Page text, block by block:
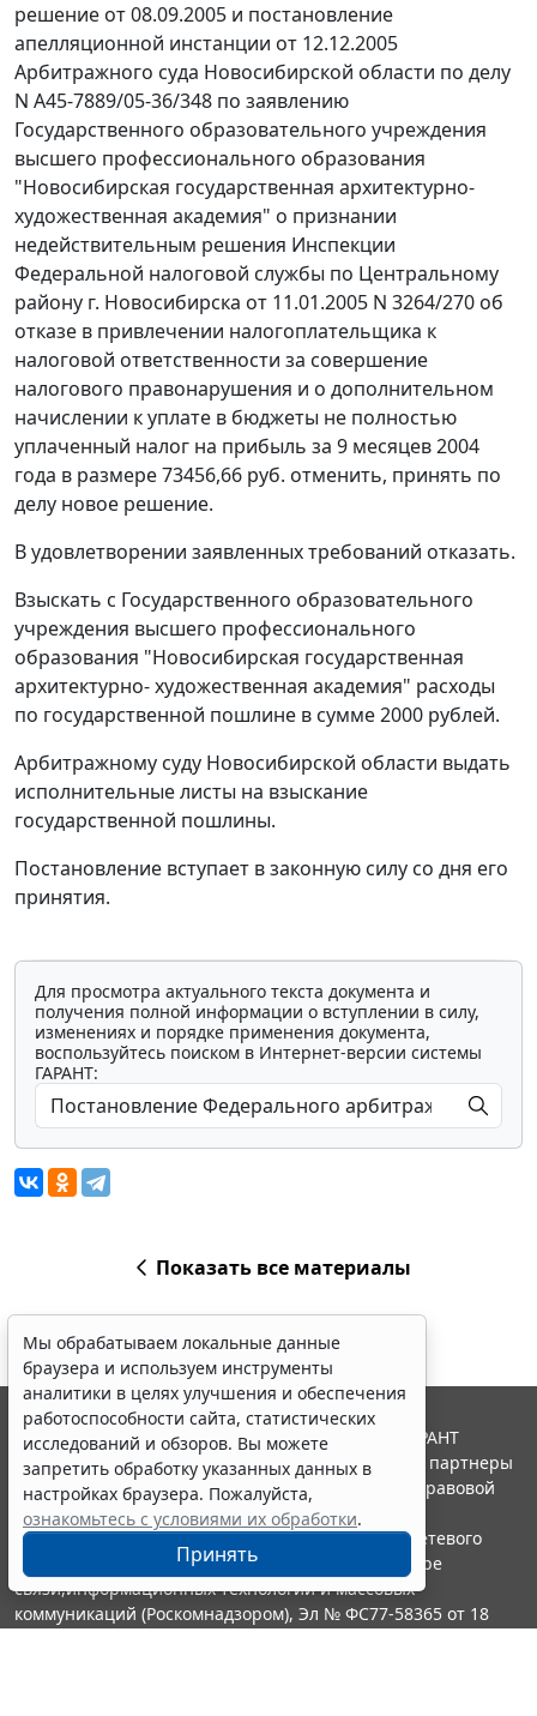
решение от 08.09.2005 и постановление
апелляционной инстанции от 12.12.2005
Арбитражного суда Новосибирской области по делу
N А45-7889/05-36/348 по заявлению
Государственного образовательного учреждения
высшего профессионального образования
"Новосибирская государственная архитектурно-
художественная академия" о признании
недействительным решения Инспекции
Федеральной налоговой службы по Центральному
району г. Новосибирска от 11.01.2005 N 3264/270 об
отказе в привлечении налогоплательщика к
налоговой ответственности за совершение
налогового правонарушения и о дополнительном
начислении к уплате в бюджеты не полностью
уплаченный налог на прибыль за 9 месяцев 2004
года в размере 73456,66 руб. отменить, принять по
делу новое решение.
В удовлетворении заявленных требований отказать.
Взыскать с Государственного образовательного
учреждения высшего профессионального
образования "Новосибирская государственная
архитектурно- художественная академия" расходы
по государственной пошлине в сумме 2000 рублей.
Арбитражному суду Новосибирской области выдать
исполнительные листы на взыскание
государственной пошлины.
Постановление вступает в законную силу со дня его
принятия.
Для просмотра актуального текста документа и
получения полной информации о вступлении в силу,
изменениях и порядке применения документа,
воспользуйтесь поиском в Интернет-версии системы
ГАРАНТ:
Показать все материалы
Мы обрабатываем локальные данные
браузера и используем инструменты
аналитики в целях улучшения и обеспечения
работоспособности сайта, статистических
исследований и обзоров. Вы можете
запретить обработку указанных данных в
настройках браузера. Пожалуйста,
ознакомьтесь с условиями их обработки.
Принять
© ООО "НПП "ГАРАНТ-СЕРВИС", 2026. Система ГАРАНТ
выпускается с 1990 года. Компания "Гарант" и ее партнеры
являются участниками Российской ассоциации правовой
информации ГАРАНТ.
Портал ГАРАНТ.РУ зарегистрирован в качестве сетевого
издания Федеральной службой по надзору в сфере
связи,информационных технологий и массовых
коммуникаций (Роскомнадзором), Эл № ФС77-58365 от 18